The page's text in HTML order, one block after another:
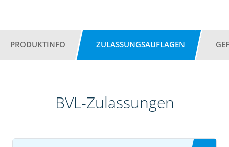
PRODUKTINFO ZULASSUNGSAUFLAGEN
BVL-Zulassungen